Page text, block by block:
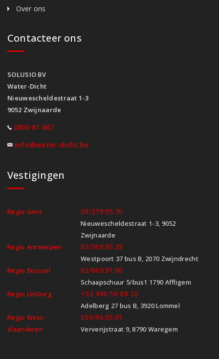
Over ons
Contacteer ons
SOLUSIO BV
Water-Dicht
Nieuwescheldestraat 1-3
9052 Zwijnaarde
0800 61 667
info@water-dicht.be
Vestigingen
Regio Gent 09/279.95.70
Nieuwescheldestraat 1-3, 9052
Zwijnaarde
Regio Antwerpen
03/369.60.29
Westpoort 37 bus B, 2070 Zwijndrecht
Regio Brussel
02/669.91.90
Schaapschuur 5/bus1 1790 Affligem
Regio Limburg
+32 496 50 88 20
Adelberg 27 bus B, 3920 Lommel
Regio West-
Vlaanderen
050/96.00.91
Ververijstraat 9, 8790 Waregem